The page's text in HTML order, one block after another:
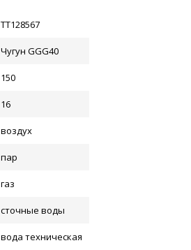
ТТ128567
Чугун GGG40
150
16
воздух
пар
газ
сточные воды
вода техническая